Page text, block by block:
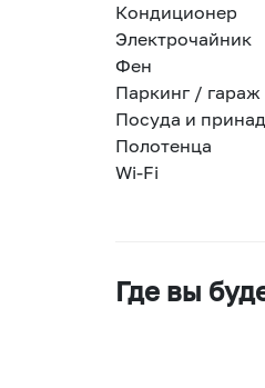
Кондиционер
Электрочайник
Фен
Паркинг / гараж
Посуда и
Полотенца
Wi-Fi
Где вы